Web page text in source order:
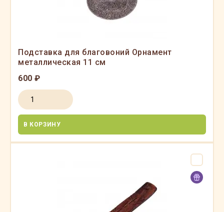
Подставка для благовоний Орнамент
металлическая 11 см
600 ₽
В КОРЗИНУ